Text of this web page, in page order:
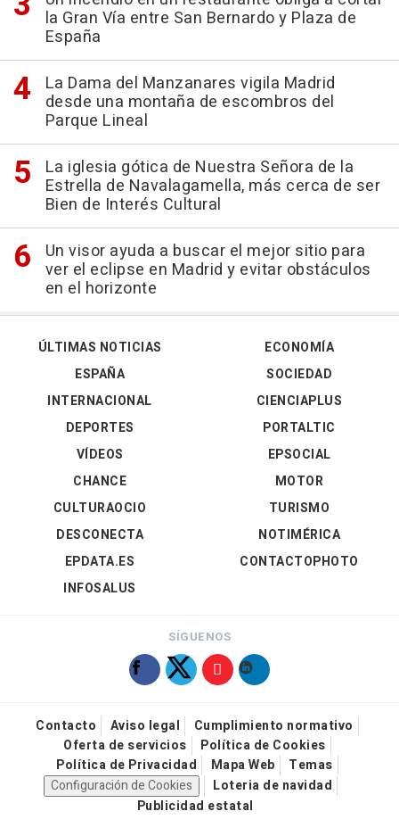
la Gran Vía entre San Bernardo y Plaza de
España
La Dama del Manzanares vigila Madrid
desde una montaña de escombros del
Parque Lineal
La iglesia gótica de Nuestra Señora de la
Estrella de Navalagamella, más cerca de ser
Bien de Interés Cultural
Un visor ayuda a buscar el mejor sitio para
ver el eclipse en Madrid y evitar obstáculos
en el horizonte
ÚLTIMAS NOTICIAS
ESPAÑA
INTERNACIONAL
DEPORTES
VÍDEOS
ECONOMÍA
SOCIEDAD
CIENCIAPLUS
PORTALTIC
EPSOCIAL
CHANCE
CULTURAOCIO
DESCONECTA
EPDATA.ES
INFOSALUS
MOTOR
TURISMO
NOTIMÉRICA
CONTACTOPHOTO
SÍGUENOS
Contacto Aviso legal
Cumplimiento normativo
Oferta de servicios
Política de Cookies
Política de Privacidad
Mapa Web
Temas
Configuración de Cookies
Loteria de navidad
Publicidad estatal